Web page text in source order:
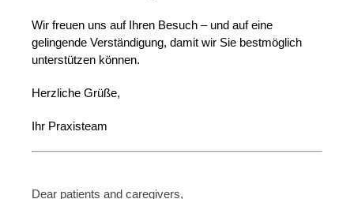
Wir freuen uns auf Ihren Besuch – und auf eine
gelingende Verständigung, damit wir Sie bestmöglich
unterstützen können.
Herzliche Grüße,
Ihr Praxisteam
Dear patients and caregivers,